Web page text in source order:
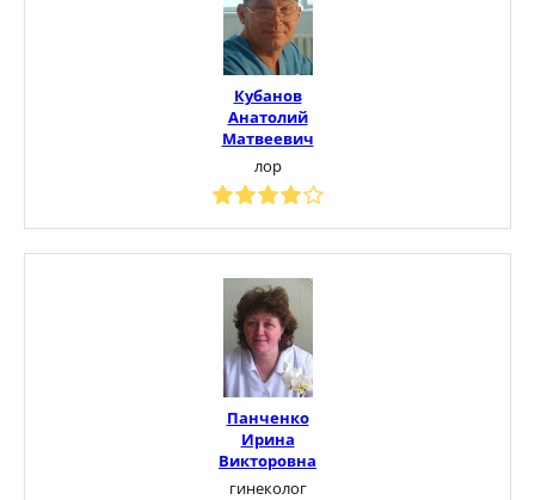
Кубанов
Анатолий
Матвеевич
лор
Панченко
Ирина
Викторовна
гинеколог